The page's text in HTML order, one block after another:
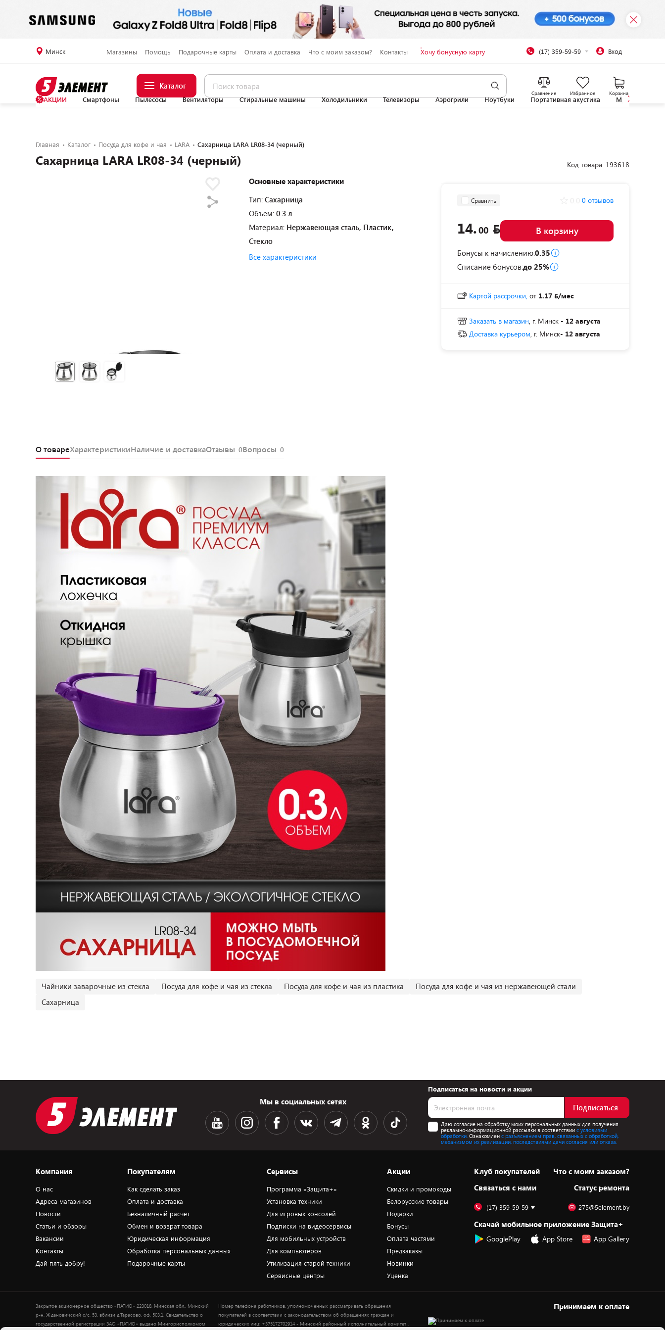
Минск Магазины Помощь Подарочные карты Оплата и доставка Что с моим заказом? Контакты Хочу бонусную карту (17) 359-59-59 Вход
Каталог
Сравнение Избранное Корзина
АКЦИИ Смартфоны Пылесосы Вентиляторы Стиральные машины Холодильники Телевизоры Аэрогрили Ноутбуки Портативная акустика
Главная Каталог Посуда для кофе и чая LARA Сахарница LARA LR08-34 (черный)
Сахарница LARA LR08-34 (черный)
Основные характеристики
Тип: Сахарница
Объем: 0.3 л
Материал: Нержавеющая сталь, Пластик,
Стекло
Все характеристики
Код товара: 193618
Сравнить 0 отзывов
14.00 В корзину
Бонусы к начислению:0.35
Списание бонусов:до 25%
Картой рассрочки, от 1.17 /мес
Заказать в магазин, г. Минск - 12 августа
Доставка курьером, г. Минск- 12 августа
О товареХарактеристикиНаличие и доставкаОтзывы 0Вопросы 0
Чайники заварочные из стекла Посуда для кофе и чая из стекла Посуда для кофе и чая из пластика
Посуда для кофе и чая из нержавеющей стали
Сахарница
Мы в социальных сетях
Подписаться на новости и акции
Подписаться
Даю согласие на обработку моих персональных данных для получения
рекламно-информационной рассылки в соответствиис условиями
обработки. Ознакомлен с разъяснением прав, связанных с обработкой,
механизмом их реализации, последствиями дачи согласия или отказа.
Компания
О нас
Адреса магазинов
Новости
Статьи и обзоры
Вакансии
Контакты
Дай пять добру!
Покупателям
Как сделать заказ
Оплата и доставка
Безналичный расчёт
Обмен и возврат товара
Юридическая информация
Обработка персональных данных
Подарочные карты
Сервисы
Программа «Защита+»
Установка техники
Для игровых консолей
Подписки на видеосервисы
Для мобильных устройств
Для компьютеров
Утилизация старой техники
Сервисные центры
Акции
Скидки и промокоды
Белорусские товары
Подарки
Бонусы
Оплата частями
Предзаказы
Новинки
Уценка
Клуб покупателей
Cвязаться с нами
Что с моим заказом?
Статус ремонта
(17) 359-59-59 275@5element.by
Скачай мобильное приложение Защита+
GooglePlay App Store App Gallery
Закрытое акционерное общество «ПАТИО» 223018, Минская обл., Минский
р-н, Ждановичский с/с, 53, вблизи д.Тарасово, оф. 503.1. Свидетельство о
государственной регистрации ЗАО «ПАТИО» выдано Мингорисполкомом
Номер телефона работников, уполномоченных рассматривать обращения
покупателей в соответствии с законодательством об обращениях граждан и
юридических лиц: +375172702914 - Минский районный исполнительный комитет ,
Принимаем к оплате